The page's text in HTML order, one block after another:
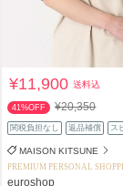
¥11,900送料込
41%OFF ¥20,350
関税負担なし 返品補償 ス
MAISON KITSUNE
PREMIUM PERSONAL
euroshop